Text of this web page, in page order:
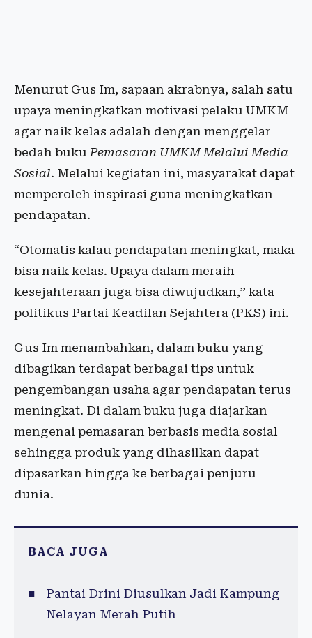
Menurut Gus Im, sapaan akrabnya, salah satu
upaya meningkatkan motivasi pelaku UMKM
agar naik kelas adalah dengan menggelar
bedah bukuPemasaran UMKM Melalui Media
Sosial. Melalui kegiatan ini, masyarakat dapat
memperoleh inspirasi guna meningkatkan
pendapatan.
“Otomatis kalau pendapatan meningkat, maka
bisa naik kelas. Upaya dalam meraih
kesejahteraan juga bisa diwujudkan,” kata
politikus Partai Keadilan Sejahtera (PKS) ini.
Gus Im menambahkan, dalam buku yang
dibagikan terdapat berbagai tips untuk
pengembangan usaha agar pendapatan terus
meningkat. Di dalam buku juga diajarkan
mengenai pemasaran berbasis media sosial
sehingga produk yang dihasilkan dapat
dipasarkan hingga ke berbagai penjuru
dunia.
BACA JUGA
Pantai Drini Diusulkan Jadi Kampung
Nelayan Merah Putih